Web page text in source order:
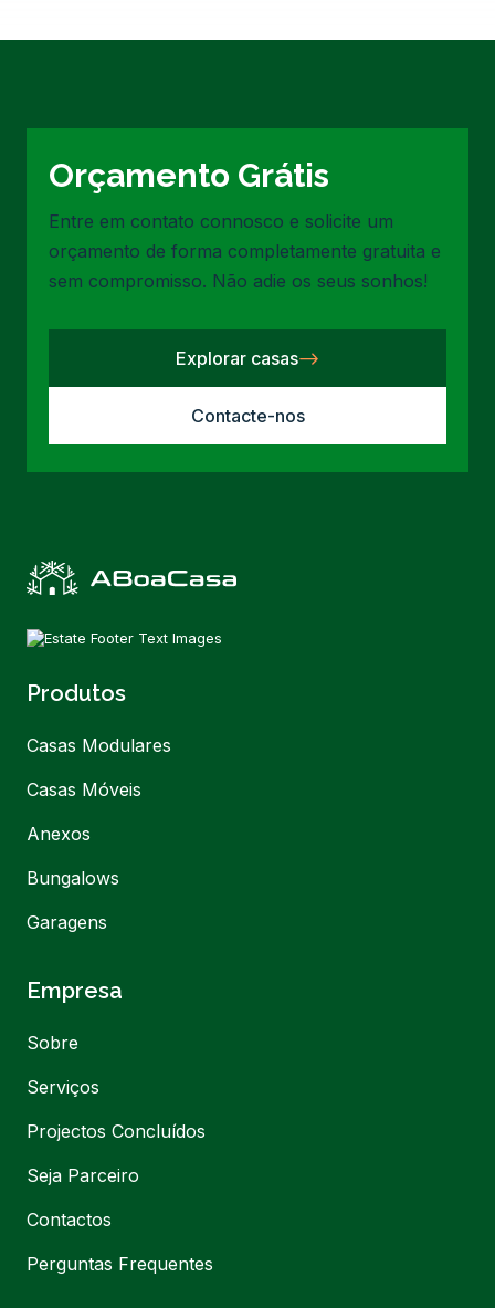
Orçamento Grátis
Entre em contato connosco e solicite um
orçamento de forma completamente gratuita e
sem compromisso. Não adie os seus sonhos!
Explorar casas
Contacte-nos
Produtos
Casas Modulares
Casas Móveis
Anexos
Bungalows
Garagens
Empresa
Sobre
Serviços
Projectos Concluídos
Seja Parceiro
Contactos
Perguntas Frequentes